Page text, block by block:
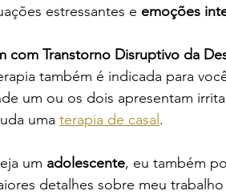
estressantes e emoções
com Transtorno Disruptivo da
também é indicada para
um ou os dois apresentam
uma terapia de casal .
um adolescente, eu também
detalhes sobre meu